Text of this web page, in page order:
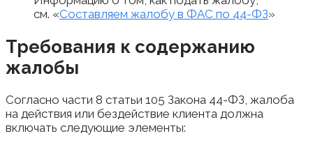
см. «Составляем жалобу в ФАС по 44-ФЗ»
Требования к содержанию
жалобы
Согласно части 8 статьи 105 Закона 44-ФЗ, жалоба
на действия или бездействие клиента должна
включать следующие элементы: